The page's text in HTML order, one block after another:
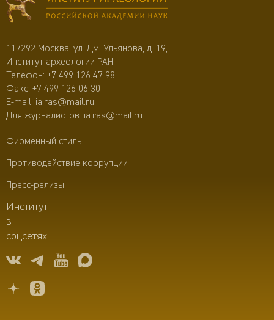
117292 Москва, ул. Дм. Ульянова, д. 19,
Институт археологии РАН
Телефон: +7 499 126 47 98
Факс: +7 499 126 06 30
E-mail: ia.ras@mail.ru
Для журналистов: ia.ras@mail.ru
Фирменный стиль
Противодействие коррупции
Пресс-релизы
Институт
в
соцсетях